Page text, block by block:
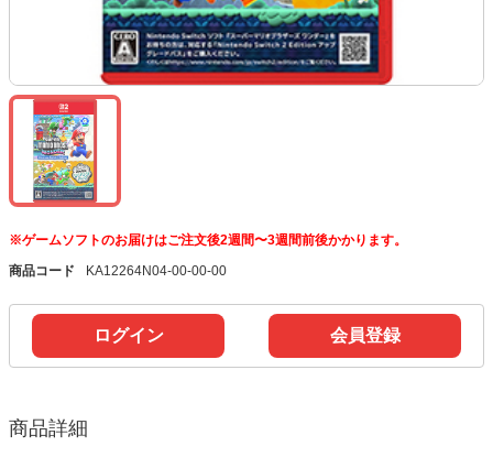
※ゲームソフトのお届けはご注文後2週間〜3週間前後かかります。
商品コード
KA12264N04-00-00-00
ログイン 会員登録
商品詳細